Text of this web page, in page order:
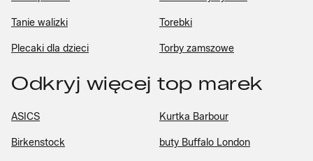
Tanie walizki Torebki
Plecaki dla dzieci Torby zamszowe
Odkryj więcej top marek
ASICS Kurtka Barbour
Birkenstock buty Buffalo London